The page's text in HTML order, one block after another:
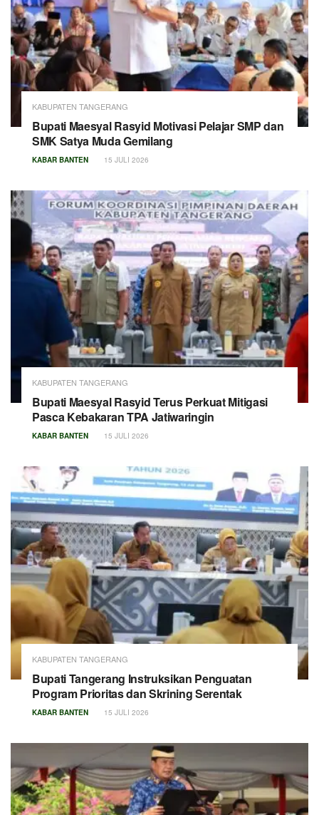
KABUPATEN TANGERANG
Bupati Maesyal Rasyid Motivasi Pelajar SMP dan
SMK Satya Muda Gemilang
KABAR BANTEN 15 JULI 2026
KABUPATEN TANGERANG
Bupati Maesyal Rasyid Terus Perkuat Mitigasi
Pasca Kebakaran TPA Jatiwaringin
KABAR BANTEN 15 JULI 2026
KABUPATEN TANGERANG
Bupati Tangerang Instruksikan Penguatan
Program Prioritas dan Skrining Serentak
KABAR BANTEN 15 JULI 2026